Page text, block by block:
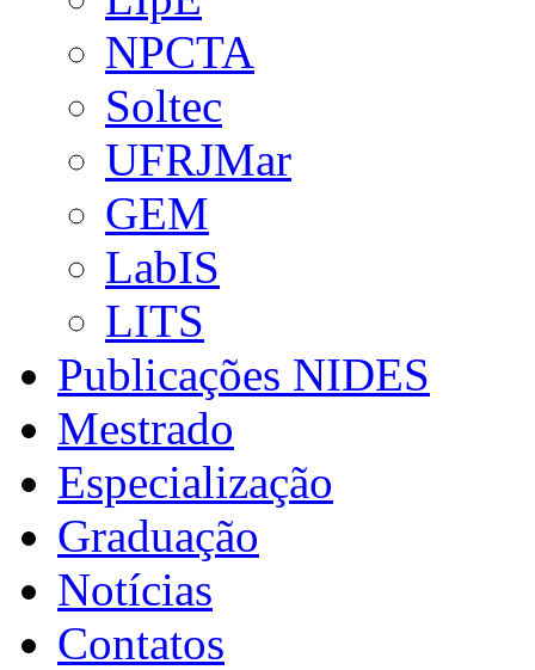
NPCTA
Soltec
UFRJMar
GEM
LabIS
LITS
Publicações NIDES
Mestrado
Especialização
Graduação
Notícias
Contatos